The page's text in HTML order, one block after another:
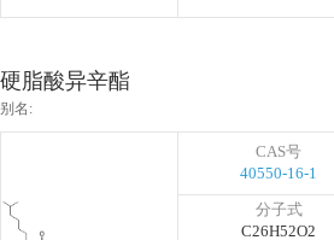
硬脂酸异辛酯
别名:
CAS号
40550-16-1
分子式
C26H52O2